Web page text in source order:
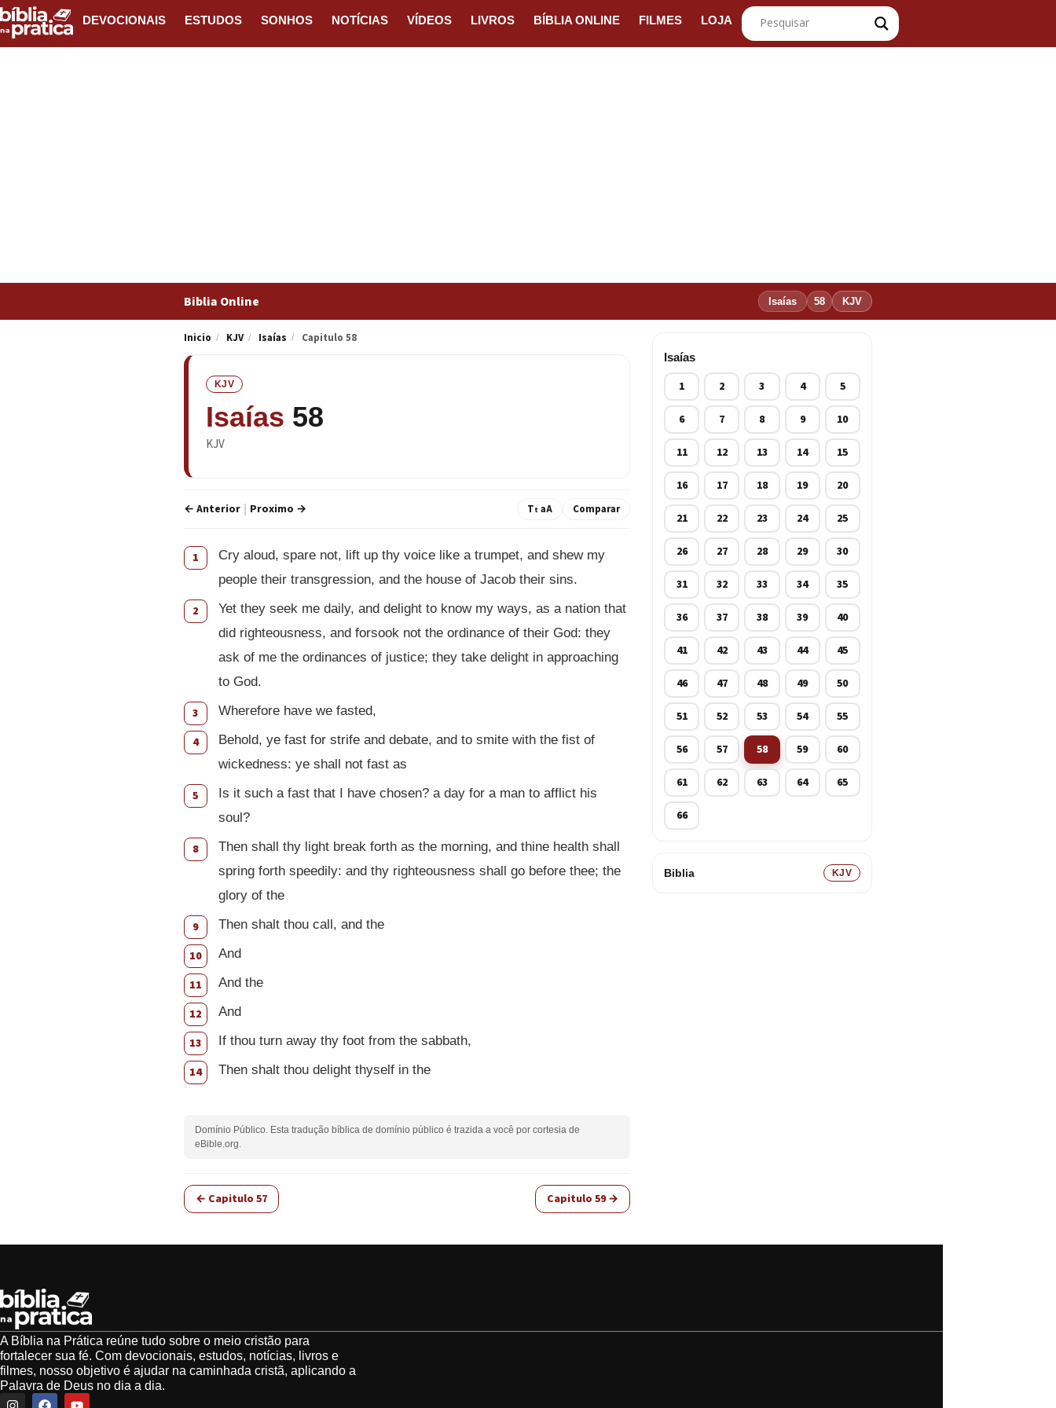
DEVOCIONAIS ESTUDOS SONHOS NOTÍCIAS VÍDEOS LIVROS BÍBLIA ONLINE FILMES LOJA
Biblia Online Isaías 58 KJV
Inicio / KJV / Isaías / Capitulo 58
KJV
Isaías 58
KJV
← Anterior Proximo → Tt aA Comparar
1
Cry aloud, spare not, lift up thy voice like a trumpet, and shew my
people their transgression, and the house of Jacob their sins.
2
Yet they seek me daily, and delight to know my ways, as a nation that
did righteousness, and forsook not the ordinance of their God: they
ask of me the ordinances of justice; they take delight in approaching
to God.
3 Wherefore have we fasted,
4
Behold, ye fast for strife and debate, and to smite with the fist of
wickedness: ye shall not fast as
5
Is it such a fast that I have chosen? a day for a man to afflict his
soul?
8
Then shall thy light break forth as the morning, and thine health shall
spring forth speedily: and thy righteousness shall go before thee; the
glory of the
9 Then shalt thou call, and the
10 And
11 And the
12 And
13 If thou turn away thy foot from the sabbath,
14 Then shalt thou delight thyself in the
Domínio Público. Esta tradução bíblica de domínio público é trazida a você por cortesia de
eBible.org.
← Capitulo 57 Capitulo 59 →
Isaías
1 2 3 4 5
6 7 8 9 10
11 12 13 14 15
16 17 18 19 20
21 22 23 24 25
26 27 28 29 30
31 32 33 34 35
36 37 38 39 40
41 42 43 44 45
46 47 48 49 50
51 52 53 54 55
56 57 58 59 60
61 62 63 64 65
66
Biblia KJV
A Bíblia na Prática reúne tudo sobre o meio cristão para
fortalecer sua fé. Com devocionais, estudos, notícias, livros e
filmes, nosso objetivo é ajudar na caminhada cristã, aplicando a
Palavra de Deus no dia a dia.